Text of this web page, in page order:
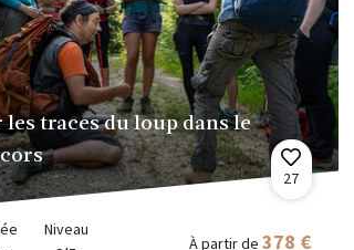
les traces du loup dans le
27
Niveau
À partir de 378 €